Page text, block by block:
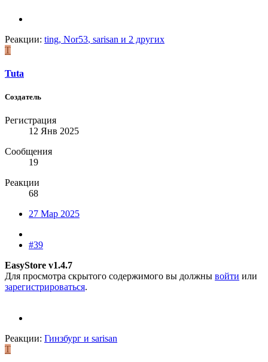
Реакции: ting, Nor53, sarisan и 2 других
T
Tuta
Создатель
Регистрация
12 Янв 2025
Сообщения
19
Реакции
68
27 Мар 2025
#39
EasyStore v1.4.7
Для просмотра скрытого содержимого вы должны войти или
зарегистрироваться.
Реакции: Гинзбург и sarisan
T